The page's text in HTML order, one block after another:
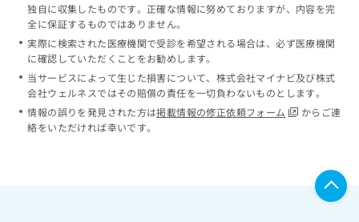
独自に収集したものです。正確な情報に努めておりますが、内容を完
全に保証するものではありません。
実際に検索された医療機関で受診を希望される場合は、必ず医療機関
に確認していただくことをお勧めします。
当サービスによって生じた損害について、株式会社マイナビ及び株式
会社ウェルネスではその賠償の責任を一切負わないものとします。
情報の誤りを発見された方は掲載情報の修正依頼フォーム
からご連
絡をいただければ幸いです。